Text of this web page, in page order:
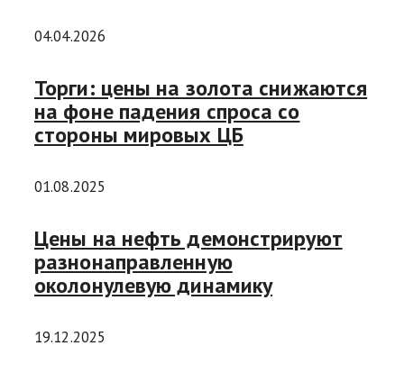
04.04.2026
Торги: цены на золота снижаются
на фоне падения спроса со
стороны мировых ЦБ
01.08.2025
Цены на нефть демонстрируют
разнонаправленную
околонулевую динамику
19.12.2025